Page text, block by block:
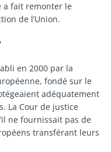
a fait remonter le
de l’Union.
en 2000 par la
fondé sur le
adéquatement
La Cour de justice
ne fournissait pas de
transférant leurs